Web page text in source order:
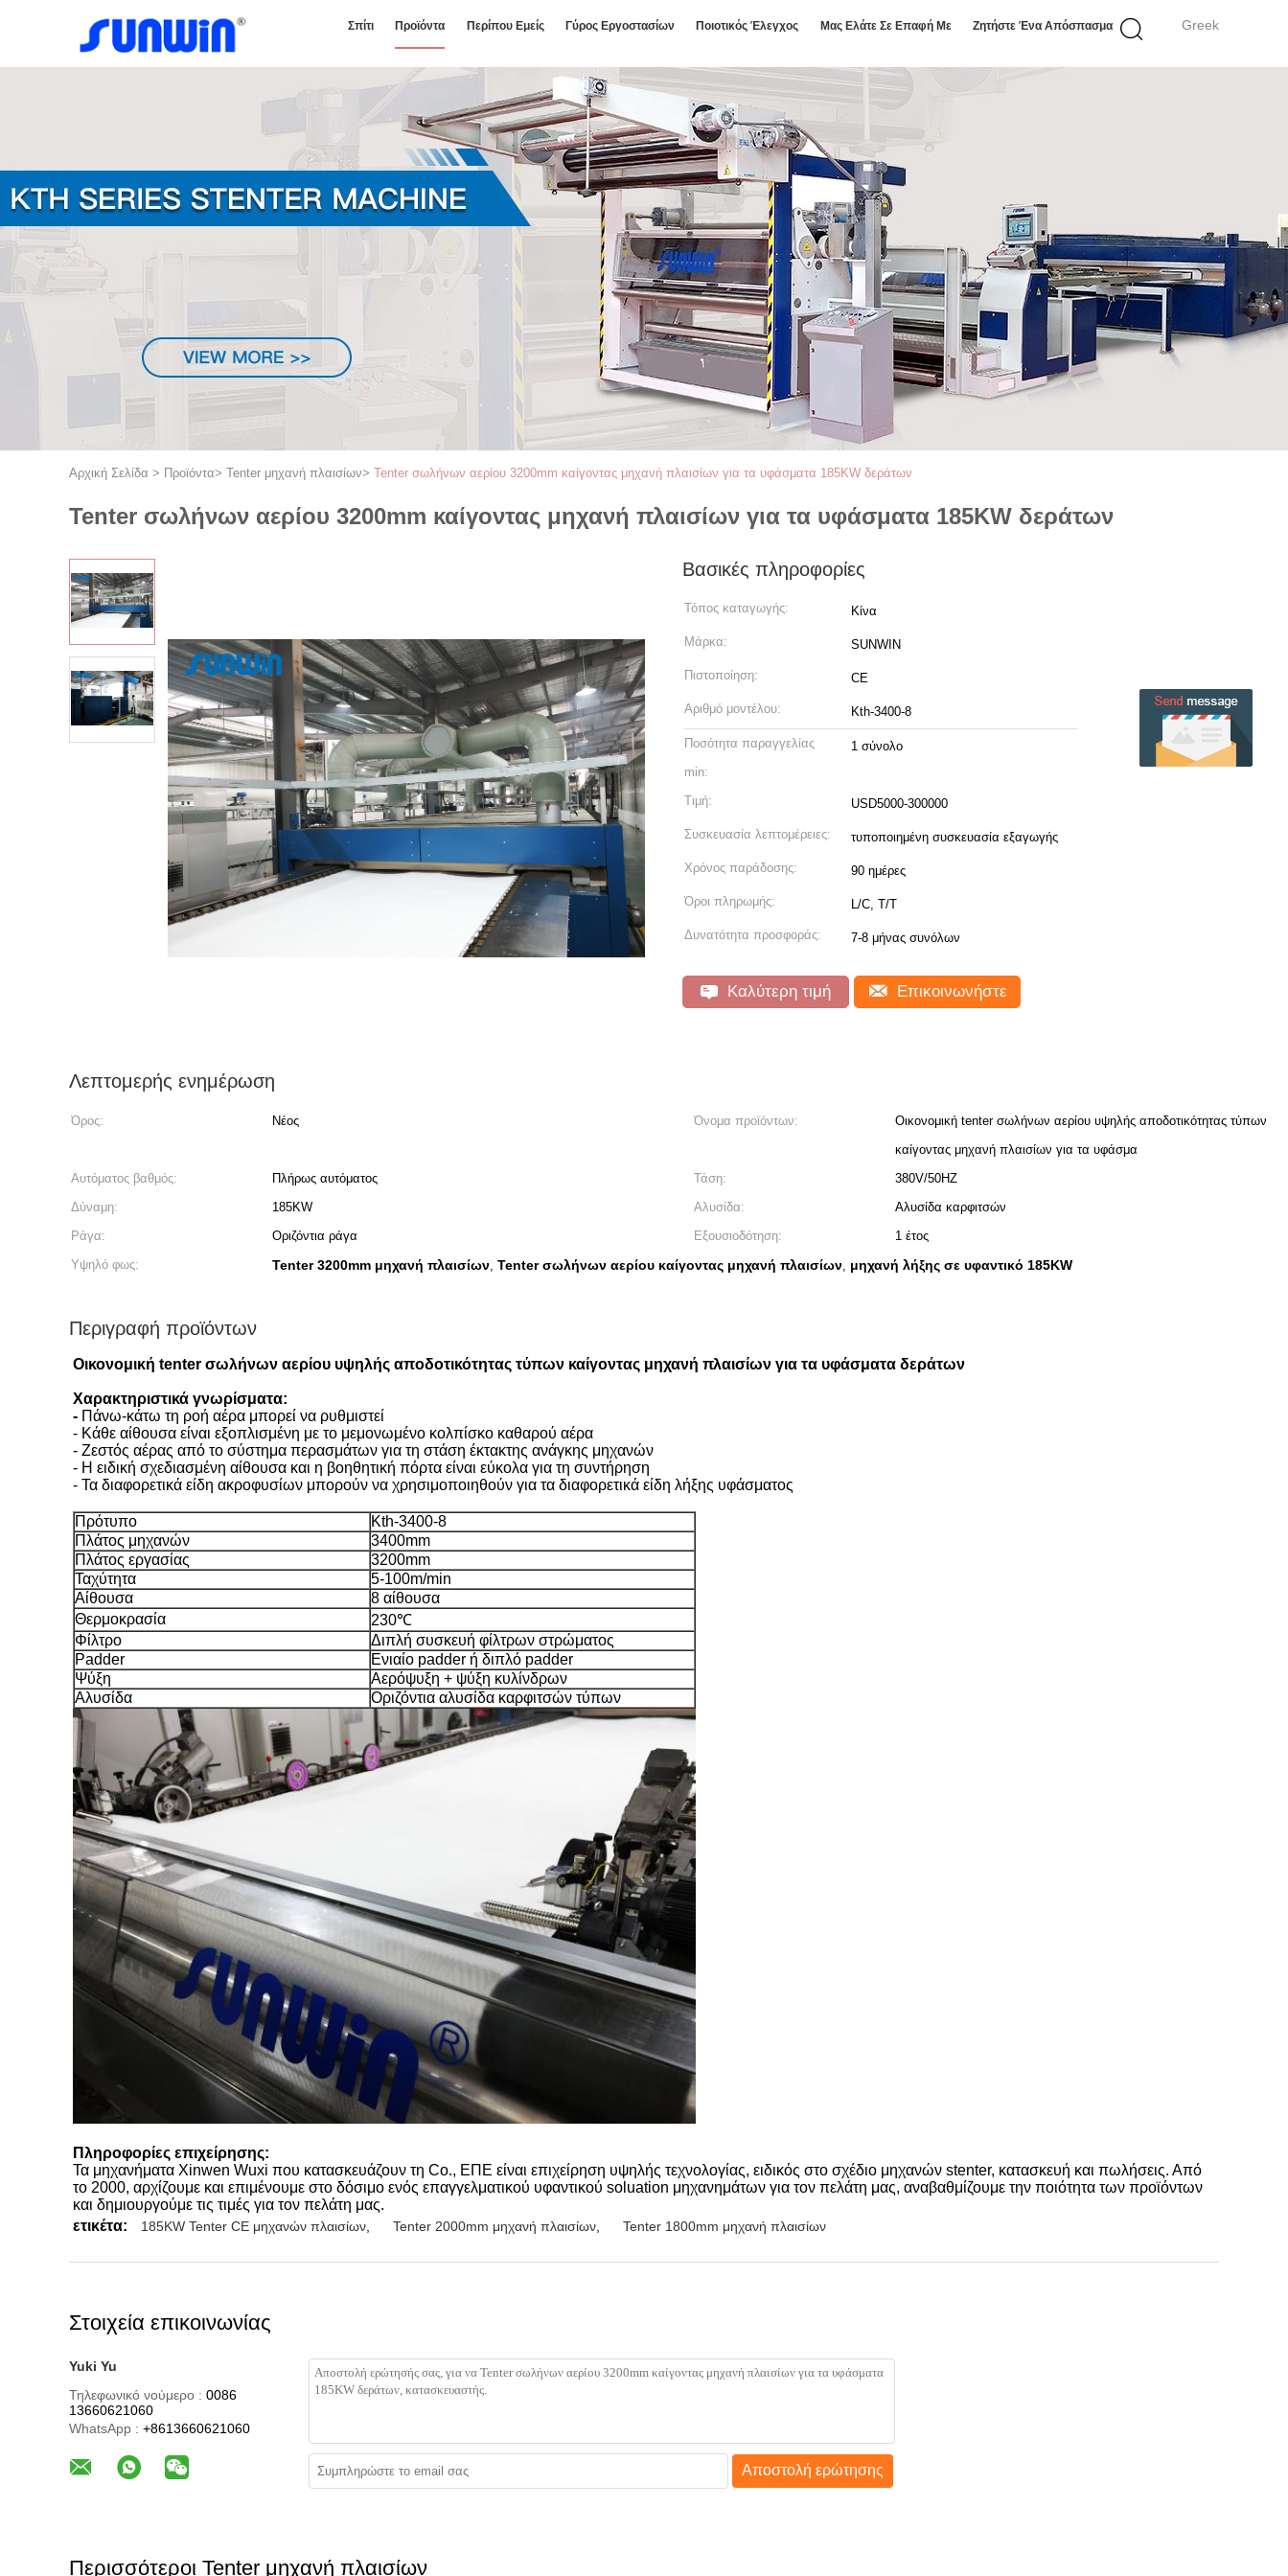
Greek
Σπίτι Προϊόντα Περίπου Εμείς Γύρος Εργοστασίων Ποιοτικός Έλεγχος Μας Ελάτε Σε Επαφή Με Ζητήστε Ένα Απόσπασμα
Αρχική Σελίδα > Προϊόντα> Tenter μηχανή πλαισίων> Tenter σωλήνων αερίου 3200mm καίγοντας μηχανή πλαισίων για τα υφάσματα 185KW δεράτων
Tenter σωλήνων αερίου 3200mm καίγοντας μηχανή πλαισίων για τα υφάσματα 185KW δεράτων
Βασικές πληροφορίες
Τόπος καταγωγής: Κίνα
Μάρκα: SUNWIN
Πιστοποίηση: CE
Αριθμό μοντέλου: Kth-3400-8
Ποσότητα παραγγελίας
min:
1 σύνολο
Τιμή: USD5000-300000
Συσκευασία λεπτομέρειες: τυποποιημένη συσκευασία εξαγωγής
Χρόνος παράδοσης: 90 ημέρες
Όροι πληρωμής: L/C, T/T
Δυνατότητα προσφοράς: 7-8 μήνας συνόλων
Καλύτερη τιμή Επικοινωνήστε
Λεπτομερής ενημέρωση
Όρος: Νέος Όνομα προϊόντων:
Οικονομική tenter σωλήνων αερίου υψηλής αποδοτικότητας τύπων
καίγοντας μηχανή πλαισίων για τα υφάσμα
Αυτόματος βαθμός:
Πλήρως αυτόματος Τάση:
380V/50HZ
Δύναμη:
185KW Αλυσίδα:
Αλυσίδα καρφιτσών
Ράγα:
Οριζόντια ράγα Εξουσιοδότηση:
1 έτος
Υψηλό φως:
Tenter 3200mm μηχανή πλαισίων, Tenter σωλήνων αερίου καίγοντας μηχανή πλαισίων, μηχανή λήξης σε υφαντικό 185KW
Περιγραφή προϊόντων
Οικονομική tenter σωλήνων αερίου υψηλής αποδοτικότητας τύπων καίγοντας μηχανή πλαισίων για τα υφάσματα δεράτων
Χαρακτηριστικά γνωρίσματα:
- Πάνω-κάτω τη ροή αέρα μπορεί να ρυθμιστεί
- Κάθε αίθουσα είναι εξοπλισμένη με το μεμονωμένο κολπίσκο καθαρού αέρα
- Ζεστός αέρας από το σύστημα περασμάτων για τη στάση έκτακτης ανάγκης μηχανών
- Η ειδική σχεδιασμένη αίθουσα και η βοηθητική πόρτα είναι εύκολα για τη συντήρηση
- Τα διαφορετικά είδη ακροφυσίων μπορούν να χρησιμοποιηθούν για τα διαφορετικά είδη λήξης υφάσματος
Πρότυπο
Kth-3400-8
Πλάτος μηχανών
3400mm
Πλάτος εργασίας
3200mm
Ταχύτητα
5-100m/min
Αίθουσα
8 αίθουσα
Θερμοκρασία
230℃
Φίλτρο
Διπλή συσκευή φίλτρων στρώματος
Padder
Ενιαίο padder ή διπλό padder
Ψύξη
Αερόψυξη + ψύξη κυλίνδρων
Αλυσίδα
Οριζόντια αλυσίδα καρφιτσών τύπων
Πληροφορίες επιχείρησης:
Τα μηχανήματα Xinwen Wuxi που κατασκευάζουν τη Co., ΕΠΕ είναι επιχείρηση υψηλής τεχνολογίας, ειδικός στο σχέδιο μηχανών stenter, κατασκευή και πωλήσεις. Από
το 2000, αρχίζουμε και επιμένουμε στο δόσιμο ενός επαγγελματικού υφαντικού soluation μηχανημάτων για τον πελάτη μας, αναβαθμίζουμε την ποιότητα των προϊόντων
και δημιουργούμε τις τιμές για τον πελάτη μας.
ετικέτα:
185KW Tenter CE μηχανών πλαισίων Tenter 2000mm μηχανή πλαισίων Tenter 1800mm μηχανή πλαισίων
Στοιχεία επικοινωνίας
Yuki Yu
Τηλεφωνικό νούμερο : 0086
13660621060
WhatsApp : +8613660621060
Αποστολή ερώτησης
Περισσότεροι Tenter μηχανή πλαισίων